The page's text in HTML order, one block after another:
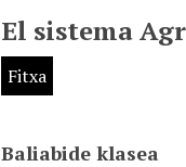
El sistema
Fitxa
Baliabide klasea